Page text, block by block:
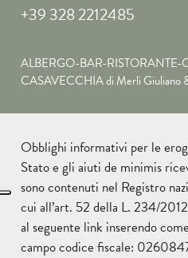
+39 328 2212485
ALBERGO-BAR-RISTORANTE-
CASAVECCHIA di Merli Giuliano
Obblighi informativi per le
Stato e gli aiuti de minimis
sono contenuti nel Registro
cui all’art. 52 della L. 234/
al seguente link inserendo
campo codice fiscale: